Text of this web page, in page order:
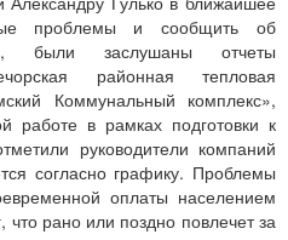
проблемы и сообщить об
были заслушаны отчеты
районная тепловая
Коммунальный комплекс»,
в рамках подготовки к
руководители компаний
согласно графику. Проблемы
оплаты населением
рано или поздно повлечет за